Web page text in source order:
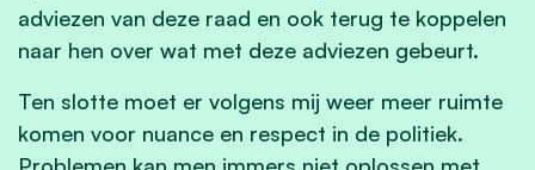
adviezen van deze raad en ook terug te koppelen
naar hen over wat met deze adviezen gebeurt.
Ten slotte moet er volgens mij weer meer ruimte
komen voor nuance en respect in de politiek.